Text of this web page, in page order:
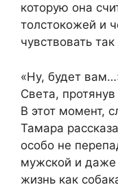
которую она
толстокожей и
чувствовать
«Ну, будет
Света,
В этот момент,
Тамара
особо не
мужской и даже
жизнь как